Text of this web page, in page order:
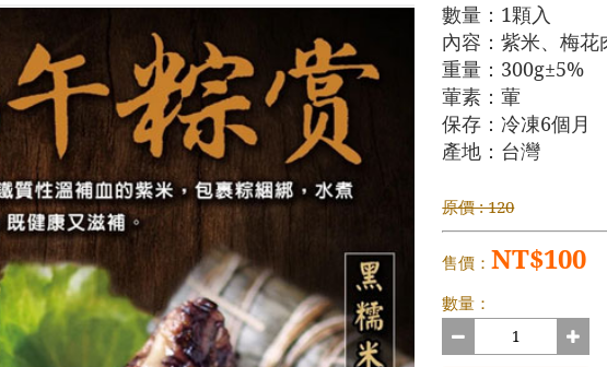
數量：1顆入
內容：紫米、梅
重量：300g±5%
葷素：葷
保存：冷凍6個月
產地：台灣
原價 : 120
售價：NT$100
數量：